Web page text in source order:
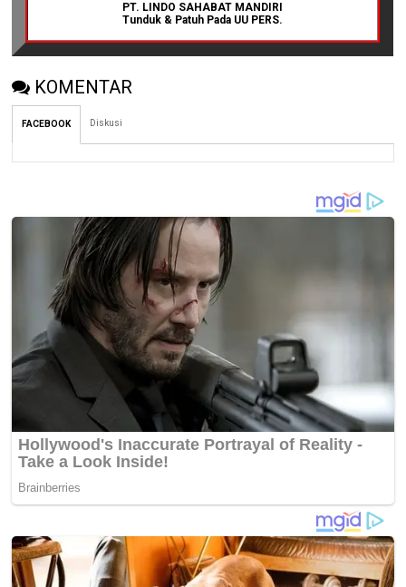
PT. LINDO SAHABAT MANDIRI
Tunduk & Patuh Pada UU PERS.
KOMENTAR
FACEBOOK Diskusi